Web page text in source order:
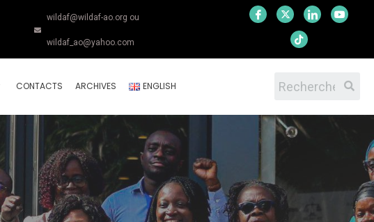
wildaf@wildaf-ao.org ou
wildaf_ao@yahoo.com
CONTACTS ARCHIVES ENGLISH